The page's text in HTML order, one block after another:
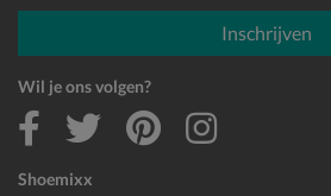
Shoemixx
E-mailadres
Inschrijven
Wil je ons volgen?